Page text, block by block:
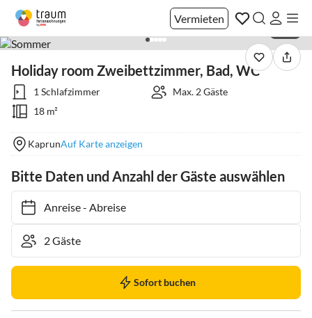
Vermieten
Holiday room Zweibettzimmer, Bad, WC
1 Schlafzimmer
Max. 2 Gäste
18 m²
KaprunAuf Karte anzeigen
Bitte Daten und Anzahl der Gäste auswählen
Anreise- Abreise
Sofort buchen